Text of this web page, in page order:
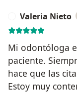
Valeria Nieto
Mi odontóloga
paciente.
hace que las
Estoy muy